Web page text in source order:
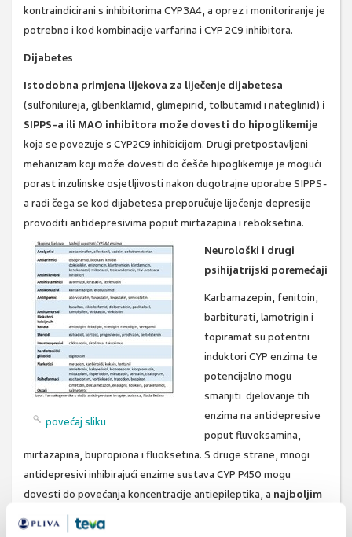
kontraindicirani s inhibitorima CYP3A4, a oprez i monitoriranje je
potrebno i kod kombinacije varfarina i CYP 2C9 inhibitora.
Dijabetes
Istodobna primjena lijekova za liječenje dijabetesa
(sulfonilureja, glibenklamid, glimepirid, tolbutamid i nateglinid) i
SIPPS-a ili MAO inhibitora može dovesti do hipoglikemije
koja se povezuje s CYP2C9 inhibicijom. Drugi pretpostavljeni
mehanizam koji može dovesti do češće hipoglikemije je mogući
porast inzulinske osjetljivosti nakon dugotrajne uporabe SIPPS-
a radi čega se kod dijabetesa preporučuje liječenje depresije
provoditi antidepresivima poput mirtazapina i reboksetina.
povećaj sliku
Neurološki i drugi
psihijatrijski poremećaji
Karbamazepin, fenitoin,
barbiturati, lamotrigin i
topiramat su potentni
induktori CYP enzima te
potencijalno mogu
smanjiti djelovanje tih
enzima na antidepresive
poput fluvoksamina,
mirtazapina, bupropiona i fluoksetina. S druge strane, mnogi
antidepresivi inhibirajući enzime sustava CYP P450 mogu
dovesti do povećanja koncentracije antiepileptika, a najboljim
izborom se smatraju serotoninsko - noradrenalinski
antidepresivi zbog najmanjeg potencijala za